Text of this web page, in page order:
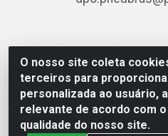
O nosso site coleta
terceiros para
personalizada ao usuário,
relevante de acordo com
qualidade do nosso site.
PneuBras - Rodovia BR-
Jaboatão dos Guararapes/
08.678.386/0001-05 -